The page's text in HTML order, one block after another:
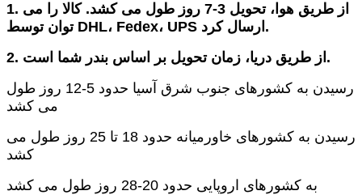
1. از طریق هوا، تحویل 3-7 روز طول می کشد. کالا را می
توان توسط DHL، Fedex، UPS ارسال کرد.
2. از طریق دریا، زمان تحویل بر اساس بندر شما است.
رسیدن به کشورهای جنوب شرق آسیا حدود 5-12 روز طول
می کشد
رسیدن به کشورهای خاورمیانه حدود 18 تا 25 روز طول می
کشد
به کشورهای اروپایی حدود 20-28 روز طول می کشد